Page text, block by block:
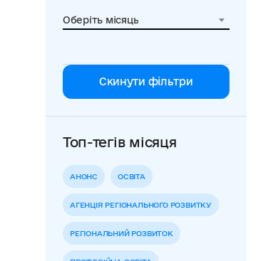
Оберіть місяць
Скинути фільтри
Топ-тегів місяця
АНОНС ОСВІТА
АГЕНЦІЯ РЕГІОНАЛЬНОГО РОЗВИТКУ
РЕГІОНАЛЬНИЙ РОЗВИТОК